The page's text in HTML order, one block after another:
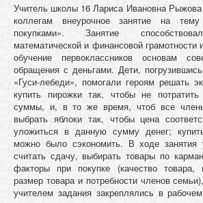
Учитель школы 16 Лариса Ивановна Рыжова
коллегам внеурочное занятие на
покупками». Занятие
математической и финансовой
обучение первоклассников основам
обращения с деньгами. Дети,
«Гуси-лебеди», помогали героям решать
купить пирожки так, чтобы не
суммы, и, в то же время, чтоб все
выбрать яблоки так, чтобы цена
уложиться в данную сумму денег;
можно было сэкономить. В ходе занятия
считать сдачу, выбирать товары по
факторы при покупке (качество
размер товара и потребности членов
учителем задания закреплялись в